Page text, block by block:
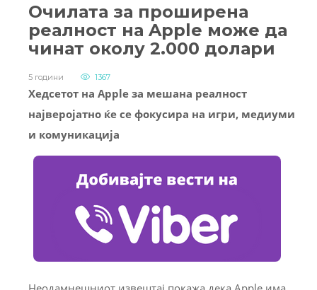
Очилата за проширена
реалност на Apple може да
чинат околу 2.000 долари
5 години 1367
Хедсетот на Apple за мешана реалност
најверојатно ќе се фокусира на игри, медиуми
и комуникација